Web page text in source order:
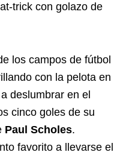
trick con golazo de
los campos de fútbol
con la pelota en
deslumbrar en el
cinco goles de su
Paul Scholes.
favorito a llevarse el